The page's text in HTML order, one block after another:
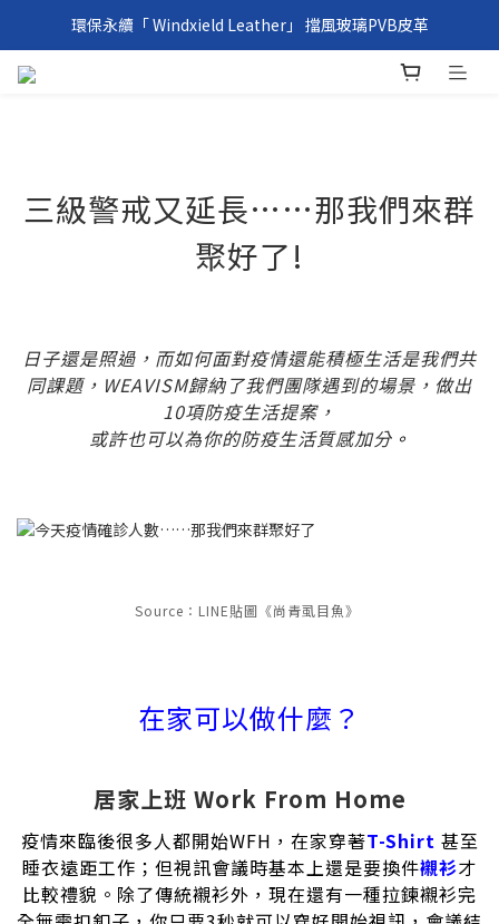
環保永續「 Windxield Leather」 擋風玻璃PVB皮革
台港澳消費滿NT$1,000免運，其他地區NT$5,000NT免運
三級警戒又延長……那我們來群
聚好了!
日子還是照過，而如何面對疫情還能積極生活是我們共
同課題，WEAVISM歸納了我們團隊遇到的場景，做出
10項防疫生活提案，
或許也可以為你的防疫生活質感加分。
Source：LINE貼圖《尚青虱目魚》
在家可以做什麼？
居家上班 Work From Home
疫情來臨後很多人都開始WFH，在家穿著T-Shirt 甚至
睡衣遠距工作；但視訊會議時基本上還是要換件襯衫才
比較禮貌。除了傳統襯衫外，現在還有一種拉鍊襯衫完